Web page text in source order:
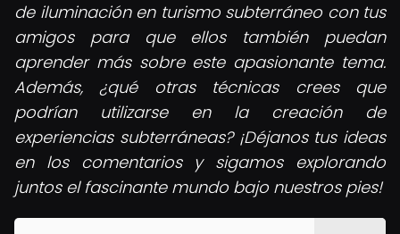
de iluminación en turismo subterráneo con tus
amigos para que ellos también puedan
aprender más sobre este apasionante tema.
Además, ¿qué otras técnicas crees que
podrían utilizarse en la creación de
experiencias subterráneas? ¡Déjanos tus ideas
en los comentarios y sigamos explorando
juntos el fascinante mundo bajo nuestros pies!